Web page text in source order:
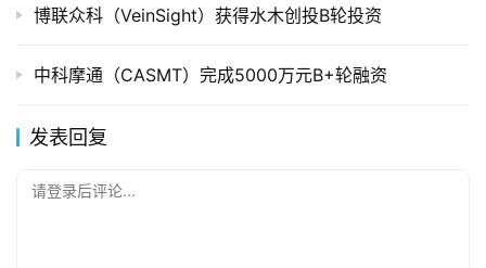
博联众科（VeinSight）获得水木创投B轮投资
中科摩通（CASMT）完成5000万元B+轮融资
发表回复
请登录后评论...